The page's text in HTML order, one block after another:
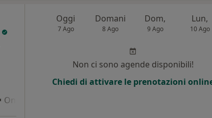
Online
Oggi
7 Ago
Domani
8 Ago
Dom,
9 Ago
Lun,
10 Ago
Non ci sono agende disponibili!
Chiedi di attivare le prenotazioni